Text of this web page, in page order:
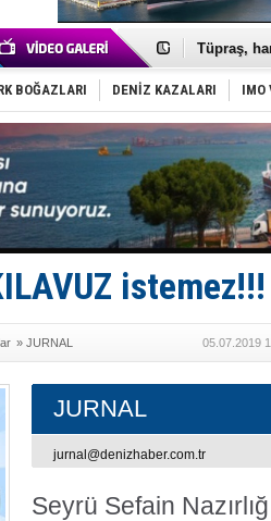
Anadolu
Tüpraş,
İTU AUV,
LNG
PROYAD,
Türkiye-
Türk
Deniz
DÖDER,
Fairline,
Baltık
Runit
Türk
BOĞAZLARI DENİZ KAZALARI IMO
istemez!!!
» JURNAL 05.07.2019
JURNAL
jurnal@denizhaber.com.tr
Seyrü Sefain